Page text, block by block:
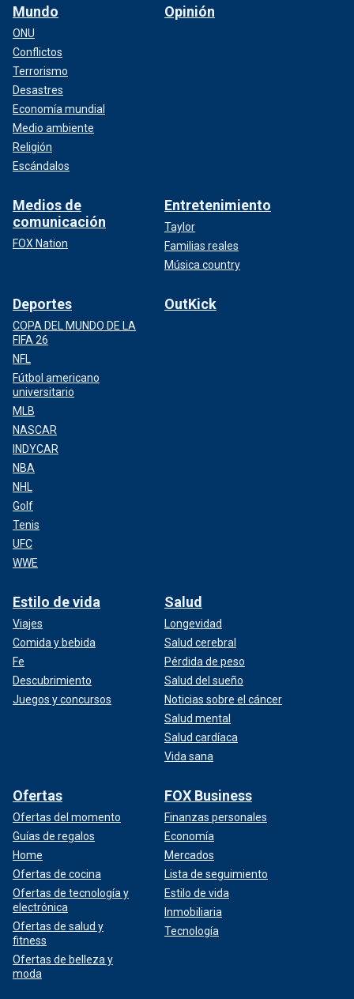
Mundo
ONU
Conflictos
Terrorismo
Desastres
Economía mundial
Medio ambiente
Religión
Escándalos
Opinión
Medios de
comunicación
FOX Nation
Entretenimiento
Taylor
Familias reales
Música country
Deportes
COPA DEL MUNDO DE LA
FIFA 26
NFL
Fútbol americano
universitario
MLB
NASCAR
INDYCAR
NBA
NHL
Golf
Tenis
UFC
WWE
OutKick
Estilo de vida
Viajes
Comida y bebida
Fe
Descubrimiento
Juegos y concursos
Salud
Longevidad
Salud cerebral
Pérdida de peso
Salud del sueño
Noticias sobre el cáncer
Salud mental
Salud cardíaca
Vida sana
Ofertas
Ofertas del momento
Guías de regalos
Home
Ofertas de cocina
Ofertas de tecnología y
electrónica
Ofertas de salud y
fitness
Ofertas de belleza y
moda
FOX Business
Finanzas personales
Economía
Mercados
Lista de seguimiento
Estilo de vida
Inmobiliaria
Tecnología